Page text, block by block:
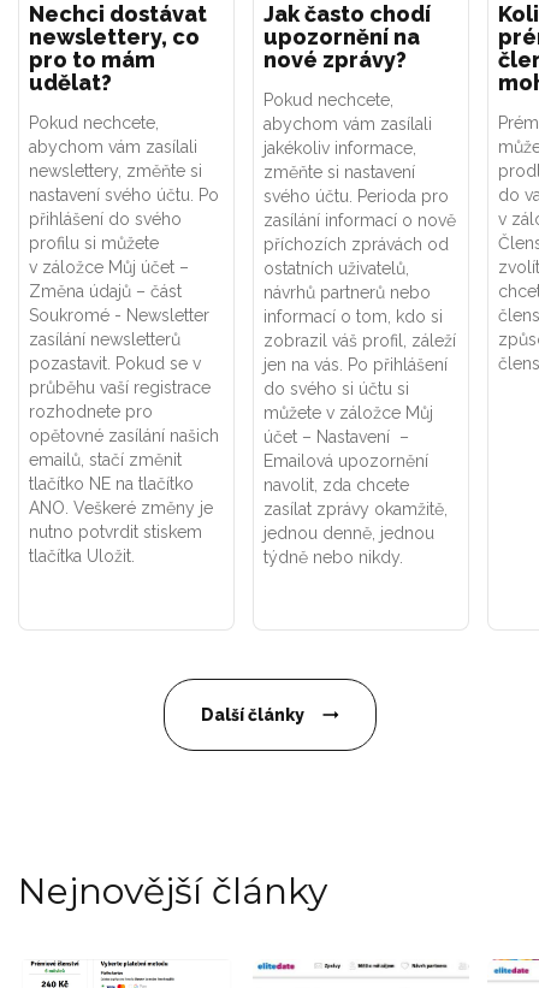
Nechci dostávat
newslettery, co
pro to mám
udělat?
Pokud nechcete,
abychom vám zasílali
newslettery, změňte si
nastavení svého účtu. Po
přihlášení do svého
profilu si můžete
v záložce Můj účet –
Změna údajů – část
Soukromé - Newsletter
zasílání newsletterů
pozastavit. Pokud se v
průběhu vaší registrace
rozhodnete pro
opětovné zasílání našich
emailů, stačí změnit
tlačítko NE na tlačítko
ANO. Veškeré změny je
nutno potvrdit stiskem
tlačítka Uložit.
Jak často chodí
upozornění na
nové zprávy?
Pokud nechcete,
abychom vám zasílali
jakékoliv informace,
změňte si nastavení
svého účtu. Perioda pro
zasílání informací o nově
příchozích zprávách od
ostatních uživatelů,
návrhů partnerů nebo
informací o tom, kdo si
zobrazil váš profil, záleží
jen na vás. Po přihlášení
do svého si účtu si
můžete v záložce Můj
účet – Nastavení –
Emailová upozornění
navolit, zda chcete
zasílat zprávy okamžitě,
jednou denně, jednou
týdně nebo nikdy.
do
v
Další články
Nejnovější články